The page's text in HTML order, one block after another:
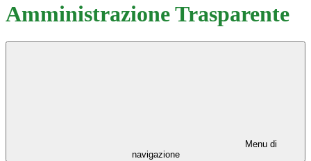
Amministrazione Trasparente
Menu di
navigazione